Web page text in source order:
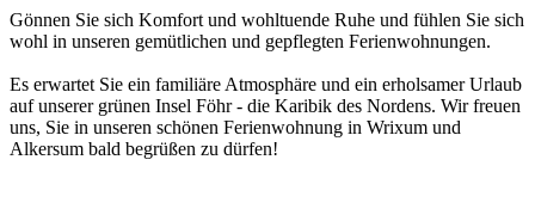
Gönnen Sie sich Komfort und wohltuende Ruhe und fühlen Sie sich
wohl in unseren gemütlichen und gepflegten Ferienwohnungen.
Es erwartet Sie ein familiäre Atmosphäre und ein erholsamer Urlaub
auf unserer grünen Insel Föhr - die Karibik des Nordens. Wir freuen
uns, Sie in unseren schönen Ferienwohnung in Wrixum und
Alkersum bald begrüßen zu dürfen!